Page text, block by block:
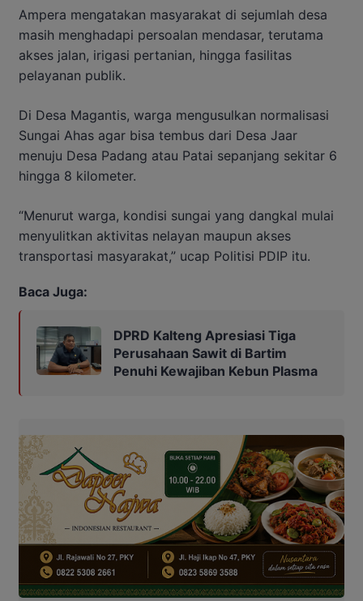
Ampera mengatakan masyarakat di sejumlah desa
masih menghadapi persoalan mendasar, terutama
akses jalan, irigasi pertanian, hingga fasilitas
pelayanan publik.
Di Desa Magantis, warga mengusulkan normalisasi
Sungai Ahas agar bisa tembus dari Desa Jaar
menuju Desa Padang atau Patai sepanjang sekitar 6
hingga 8 kilometer.
“Menurut warga, kondisi sungai yang dangkal mulai
menyulitkan aktivitas nelayan maupun akses
transportasi masyarakat,” ucap Politisi PDIP itu.
Baca Juga:
DPRD Kalteng Apresiasi Tiga
Perusahaan Sawit di Bartim
Penuhi Kewajiban Kebun Plasma